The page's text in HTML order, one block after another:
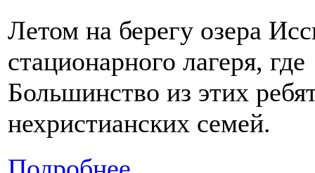
Летом на берегу озера
стационарного лагеря,
Большинство из этих
нехристианских cемей.